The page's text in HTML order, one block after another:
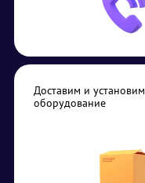
Доставим и установим
оборудование